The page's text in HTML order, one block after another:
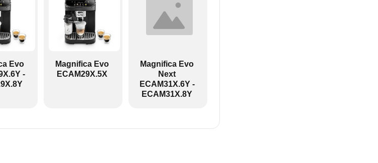
Evo
-
Magnifica Evo
ECAM29X.5X
Magnifica Evo
Next
ECAM31X.6Y -
ECAM31X.8Y